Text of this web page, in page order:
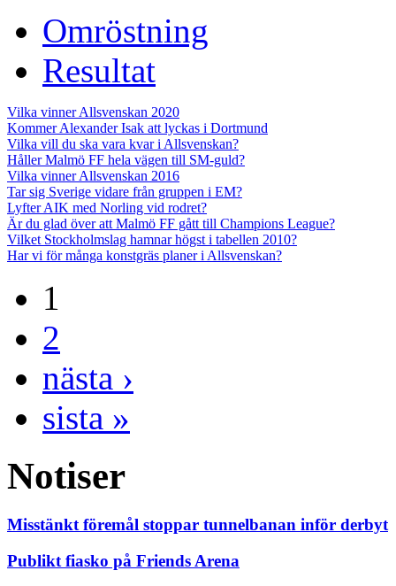
Omröstning
Resultat
Vilka vinner Allsvenskan 2020
Kommer Alexander Isak att lyckas i Dortmund
Vilka vill du ska vara kvar i Allsvenskan?
Håller Malmö FF hela vägen till SM-guld?
Vilka vinner Allsvenskan 2016
Tar sig Sverige vidare från gruppen i EM?
Lyfter AIK med Norling vid rodret?
Är du glad över att Malmö FF gått till Champions League?
Vilket Stockholmslag hamnar högst i tabellen 2010?
Har vi för många konstgräs planer i Allsvenskan?
1
2
nästa ›
sista »
Notiser
Misstänkt föremål stoppar tunnelbanan inför derbyt
Publikt fiasko på Friends Arena